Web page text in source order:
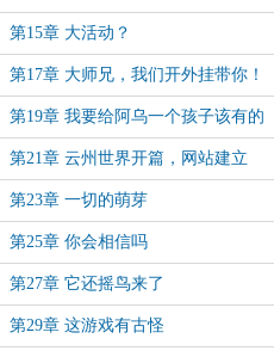
高
第15章 大活动？
第17章 大师兄，我们开外挂带你！
第19章 我要给阿乌一个孩子该有的
童年！
第21章 云州世界开篇，网站建立
第23章 一切的萌芽
第25章 你会相信吗
第27章 它还摇鸟来了
第29章 这游戏有古怪